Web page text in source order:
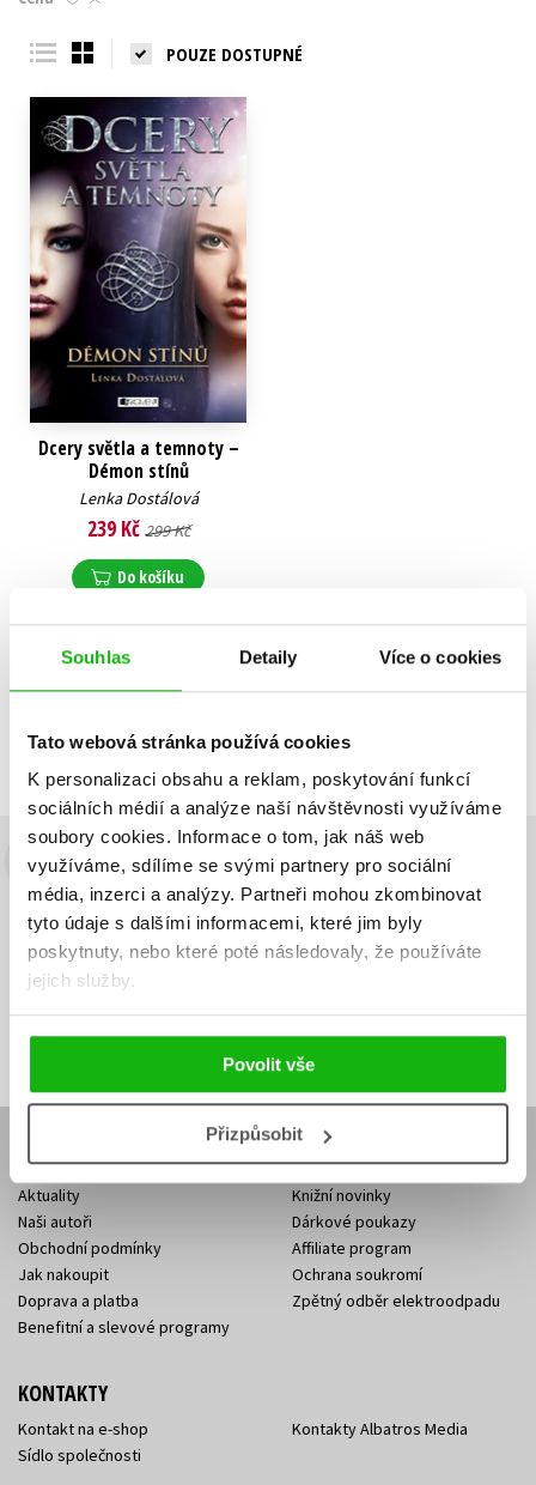
Souhlas Detaily Více o cookies
Tato webová stránka používá cookies
K personalizaci obsahu a reklam, poskytování funkcí
sociálních médií a analýze naší návštěvnosti využíváme
soubory cookies. Informace o tom, jak náš web
využíváme, sdílíme se svými partnery pro sociální
média, inzerci a analýzy. Partneři mohou zkombinovat
tyto údaje s dalšími informacemi, které jim byly
poskytnuty, nebo které poté následovaly, že používáte
jejich služby.
Povolit vše
Přizpůsobit
Young adult (SK)
POUZE DOSTUPNÉ
Dcery světla a temnoty –
Démon stínů
Lenka Dostálová
239 Kč 299 Kč
Do košíku
Předchozí 1 Další
Budete to vědět jako první!
Zajímá Vás, jaký knižní hit právě vychází, na jaké zboží je výhodná
sleva, jaká běží soutěž o ceny? Přihlášením k odběru našich e-
mailových novinek
Vaše e-
Vaše e-
Přihlásit se
E-SHOP
Aktuality
Naši autoři
Obchodní podmínky
Jak nakoupit
Doprava a platba
Benefitní a slevové programy
Knižní novinky
Dárkové poukazy
Affiliate program
Ochrana soukromí
Zpětný odběr elektroodpadu
KONTAKTY
Kontakt na e-shop
Sídlo společnosti
Kontakty Albatros Media